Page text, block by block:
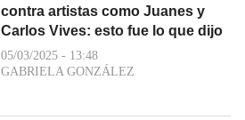
contra artistas como Juanes y
Carlos Vives: esto fue lo que dijo
05/03/2025 - 13:48
GABRIELA GONZÁLEZ